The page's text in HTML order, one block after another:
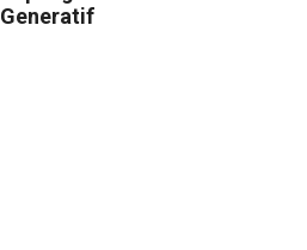
Generatif